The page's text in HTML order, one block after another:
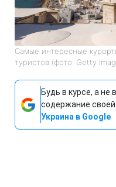
Самые интересные
туристов (фото: Getty
Будь в курсе, а не
содержание своей
Украина в Google